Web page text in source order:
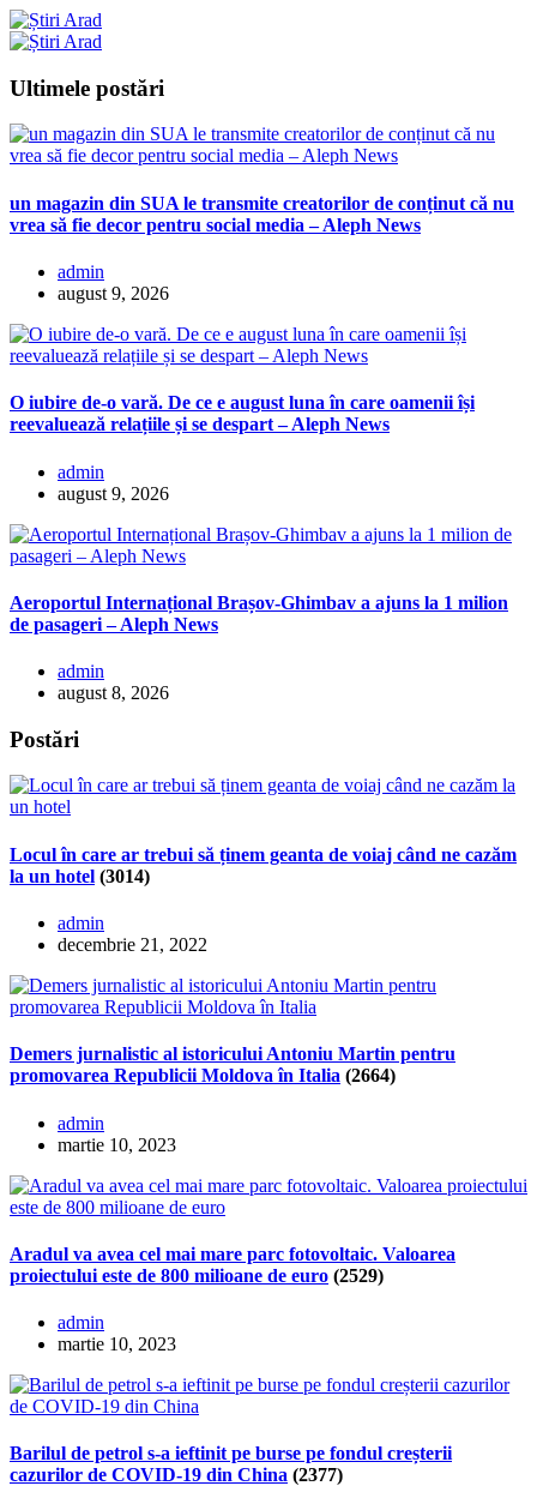
Ultimele postări
un magazin din SUA le transmite creatorilor de conținut că nu
vrea să fie decor pentru social media – Aleph News
admin
august 9, 2026
O iubire de-o vară. De ce e august luna în care oamenii își
reevaluează relațiile și se despart – Aleph News
admin
august 9, 2026
Aeroportul Internațional Brașov-Ghimbav a ajuns la 1 milion
de pasageri – Aleph News
admin
august 8, 2026
Postări
Locul în care ar trebui să ținem geanta de voiaj când ne cazăm
la un hotel (3014)
admin
decembrie 21, 2022
Demers jurnalistic al istoricului Antoniu Martin pentru
promovarea Republicii Moldova în Italia (2664)
admin
martie 10, 2023
Aradul va avea cel mai mare parc fotovoltaic. Valoarea
proiectului este de 800 milioane de euro (2529)
admin
martie 10, 2023
Barilul de petrol s-a ieftinit pe burse pe fondul creșterii
cazurilor de COVID-19 din China (2377)